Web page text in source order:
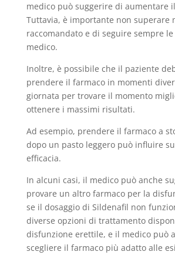
medico può suggerire di aumentare
Tuttavia, è importante non superare
raccomandato e di seguire sempre
medico.
Inoltre, è possibile che il paziente
prendere il farmaco in momenti
giornata per trovare il momento
ottenere i massimi risultati.
Ad esempio, prendere il farmaco a
dopo un pasto leggero può influire
efficacia.
In alcuni casi, il medico può anche
provare un altro farmaco per la
se il dosaggio di Sildenafil non
diverse opzioni di trattamento
disfunzione erettile, e il medico può
scegliere il farmaco più adatto alle